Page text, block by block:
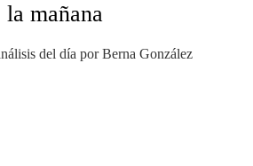
mañana
del día por Berna González